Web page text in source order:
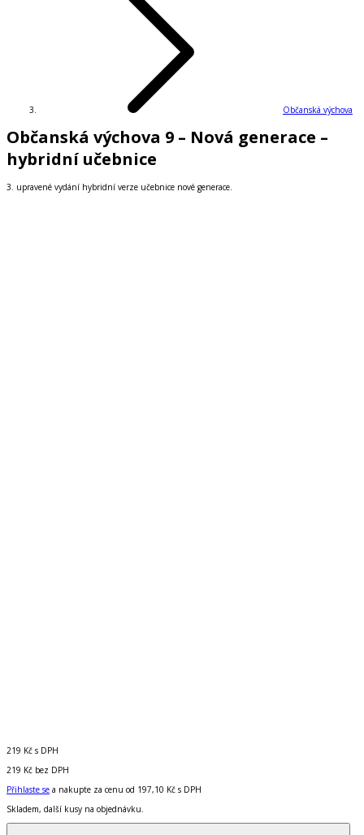
Občanská výchova
Občanská výchova 9 – Nová generace –
hybridní učebnice
3. upravené vydání hybridní verze učebnice nové generace.
219 Kč s DPH
219 Kč bez DPH
Přihlaste se a nakupte za cenu od 197,10 Kč s DPH
Skladem, další kusy na objednávku.